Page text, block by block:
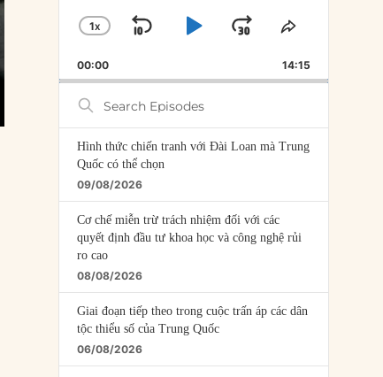
CHANGE
RATE
1X
SKIP
BACKWARD
PLAYJUMP
FORWARD
SHARE
EPISODE
00:00 14:15
Search
Episodes
Hình thức chiến tranh với Đài Loan mà Trung
Quốc có thể chọn
09/08/2026
Cơ chế miễn trừ trách nhiệm đối với các
quyết định đầu tư khoa học và công nghệ rủi
ro cao
08/08/2026
Giai đoạn tiếp theo trong cuộc trấn áp các dân
tộc thiểu số của Trung Quốc
06/08/2026